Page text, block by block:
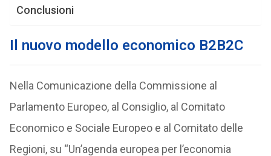
Conclusioni
Il nuovo modello economico B2B2C
Nella Comunicazione della Commissione al
Parlamento Europeo, al Consiglio, al Comitato
Economico e Sociale Europeo e al Comitato delle
Regioni, su “Un’agenda europea per l’economia